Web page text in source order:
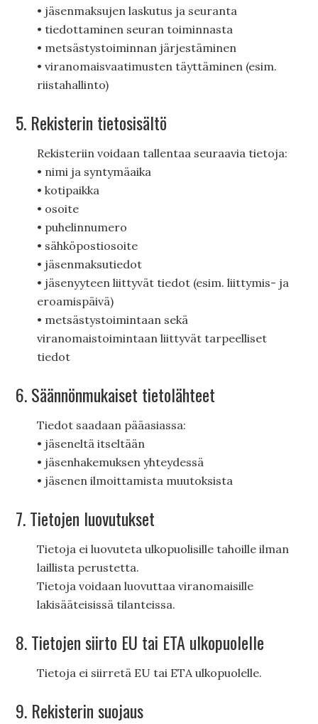
• jäsenmaksujen laskutus ja seuranta
• tiedottaminen seuran toiminnasta
• metsästystoiminnan järjestäminen
• viranomaisvaatimusten täyttäminen (esim.
riistahallinto)
5. Rekisterin tietosisältö
Rekisteriin voidaan tallentaa seuraavia tietoja:
• nimi ja syntymäaika
• kotipaikka
• osoite
• puhelinnumero
• sähköpostiosoite
• jäsenmaksutiedot
• jäsenyyteen liittyvät tiedot (esim. liittymis- ja
eroamispäivä)
• metsästystoimintaan sekä
viranomaistoimintaan liittyvät tarpeelliset
tiedot
6. Säännönmukaiset tietolähteet
Tiedot saadaan pääasiassa:
• jäseneltä itseltään
• jäsenhakemuksen yhteydessä
• jäsenen ilmoittamista muutoksista
7. Tietojen luovutukset
Tietoja ei luovuteta ulkopuolisille tahoille ilman
laillista perustetta.
Tietoja voidaan luovuttaa viranomaisille
lakisääteisissä tilanteissa.
8. Tietojen siirto EU tai ETA ulkopuolelle
Tietoja ei siirretä EU tai ETA ulkopuolelle.
9. Rekisterin suojaus